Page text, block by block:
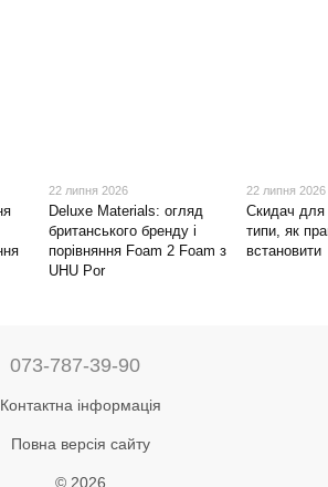
22 липня 2026
Deluxe Materials: огляд
британського бренду і
порівняння Foam 2 Foam з
UHU Por
22 липня 2026
Скидач для
типи, як
встановити
073-787-39-90
Контактна інформація
Повна версія сайту
© 2026